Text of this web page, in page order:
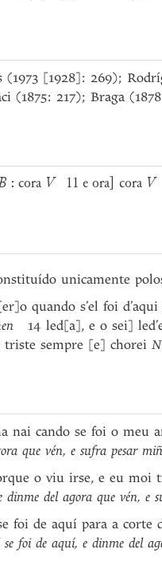
(1973 [1928]: 269);
(1875: 217); Braga
: cora V 11 e ora] cora V
unicamente
quando s’el foi
14 led[a], e o sei]
sempre [e] chorei
nai cando se foi o meu
que vén, e sufra pesar
o viu irse, e eu moi
dinme del agora que vén, e
foi de aquí para a
se foi de aquí, e dinme del